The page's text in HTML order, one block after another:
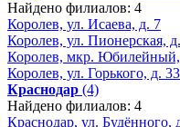
Найдено филиалов: 4
Королев, ул. Исаева, д. 7
Королев, ул. Пионерская,
Королев, мкр. Юбилейный,
Королев, ул. Горького, д.
Краснодар (4)
Найдено филиалов: 4
Краснодар, ул. Будённого,